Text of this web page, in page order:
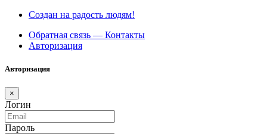
Создан на радость людям!
Обратная связь — Контакты
Авторизация
Авторизация
×
Логин
Пароль